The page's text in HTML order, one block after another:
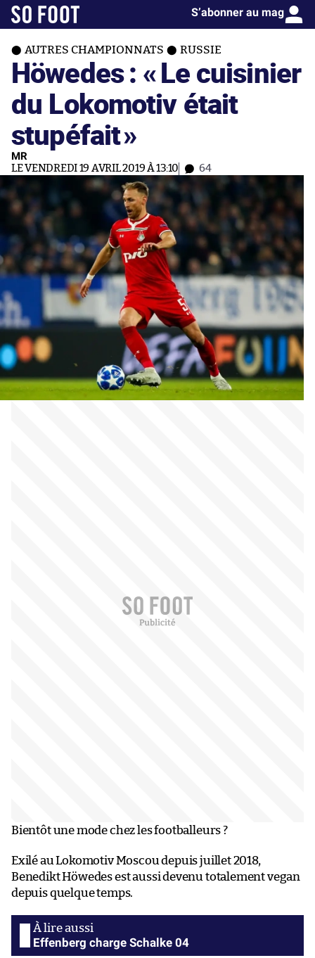
S’abonner au mag
AUTRES CHAMPIONNATS RUSSIE
Höwedes : «Le cuisinier
du Lokomotiv était
stupéfait»
MR
LE VENDREDI 19 AVRIL 2019 À 13:10 64
Bientôt une mode chez les footballeurs ?
Exilé au Lokomotiv Moscou depuis juillet 2018,
Benedikt Höwedes est aussi devenu totalement vegan
depuis quelque temps.
Effenberg charge Schalke 04